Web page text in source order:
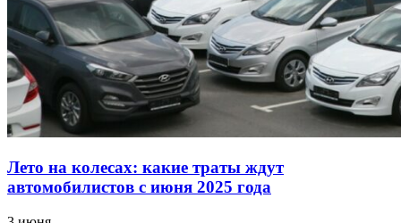
Лето на колесах: какие траты ждут
автомобилистов с июня 2025 года